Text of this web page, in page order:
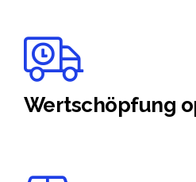
Wertschöpfung